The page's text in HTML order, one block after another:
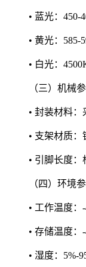
• 蓝光：450-
• 黄光：585-
• 白光：
（三）机械
• 封装材料：
• 支架材质：
• 引脚长度：
（四）环境
• 工作温度
• 存储温度
• 湿度：5%-